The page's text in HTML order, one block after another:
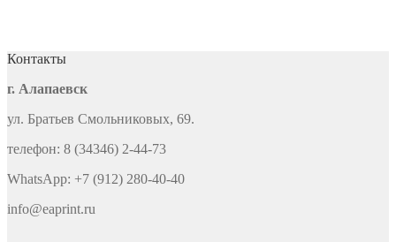
Контакты
г. Алапаевск
ул. Братьев Смольниковых, 69.
телефон: 8 (34346) 2-44-73
WhatsApp: +7 (912) 280-40-40
info@eaprint.ru